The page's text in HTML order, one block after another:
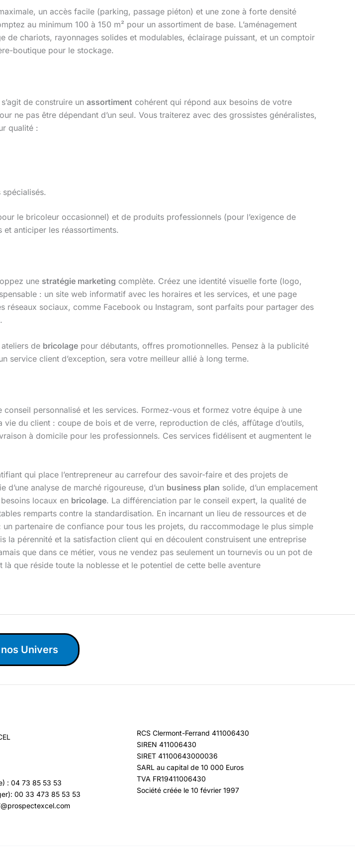
un accès facile (parking, passage piéton) et une zone à forte densité
au minimum 100 à 150 m² pour un assortiment de base. L’aménagement
de chariots, rayonnages solides et modulables, éclairage puissant, et un comptoir
boutique pour le stockage.
de construire un assortiment cohérent qui répond aux besoins de votre
ne pas être dépendant d’un seul. Vous traiterez avec des grossistes généralistes,
qualité :
le bricoleur occasionnel) et de produits professionnels (pour l’exigence de
anticiper les réassortiments.
une stratégie marketing complète. Créez une identité visuelle forte (logo,
: un site web informatif avec les horaires et les services, et une page
réseaux sociaux, comme Facebook ou Instagram, sont parfaits pour partager des
de bricolage pour débutants, offres promotionnelles. Pensez à la publicité
service client d’exception, sera votre meilleur allié à long terme.
personnalisé et les services. Formez-vous et formez votre équipe à une
du client : coupe de bois et de verre, reproduction de clés, affûtage d’outils,
à domicile pour les professionnels. Ces services fidélisent et augmentent le
qui place l’entrepreneur au carrefour des savoir-faire et des projets de
analyse de marché rigoureuse, d’un business plan solide, d’un emplacement
locaux en bricolage. La différenciation par le conseil expert, la qualité de
remparts contre la standardisation. En incarnant un lieu de ressources et de
un partenaire de confiance pour tous les projets, du raccommodage le plus simple
la pérennité et la satisfaction client qui en découlent construisent une entreprise
que dans ce métier, vous ne vendez pas seulement un tournevis ou un pot de
que réside toute la noblesse et le potentiel de cette belle aventure
Univers
: 04 73 85 53 53
00 33 473 85 53 53
RCS Clermont-Ferrand 411006430
SIREN 411006430
SIRET 41100643000036
SARL au capital de 10 000 Euros
TVA FR19411006430
Société créée le 10 février 1997